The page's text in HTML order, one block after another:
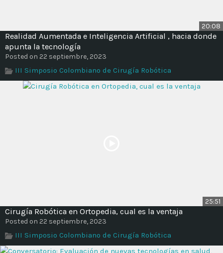
20:08
Realidad Aumentada e Inteligencia Artificial , hacia donde
apunta la tecnología
Posted on 22 septiembre, 2023
III Simposio Colombiano de Cirugía Robótica
25:51
Cirugía Robótica en Ortopedia, cual es la ventaja
Posted on 22 septiembre, 2023
III Simposio Colombiano de Cirugía Robótica